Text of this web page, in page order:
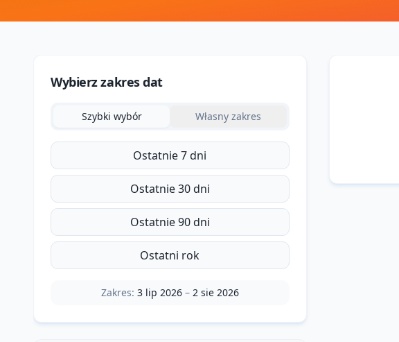
Wybierz zakres dat
Szybki wybór Własny zakres
Ostatnie 7 dni
Ostatnie 30 dni
Ostatnie 90 dni
Ostatni rok
Zakres: 3 lip 2026– 2 sie 2026